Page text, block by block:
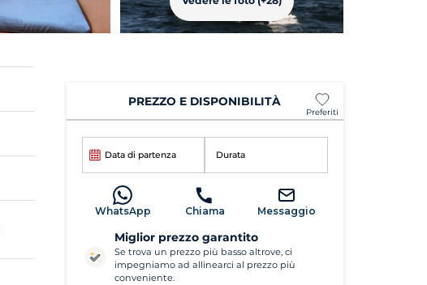
PREZZO E DISPONIBILITÀ
Preferiti
Data di partenza Durata
WhatsApp Chiama Messaggio
Miglior prezzo garantito
Se trova un prezzo più basso altrove, ci
impegniamo ad allinearci al prezzo più
conveniente.